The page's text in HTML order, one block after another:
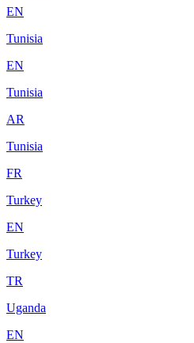
EN
Tunisia
EN
Tunisia
AR
Tunisia
FR
Turkey
EN
Turkey
TR
Uganda
EN